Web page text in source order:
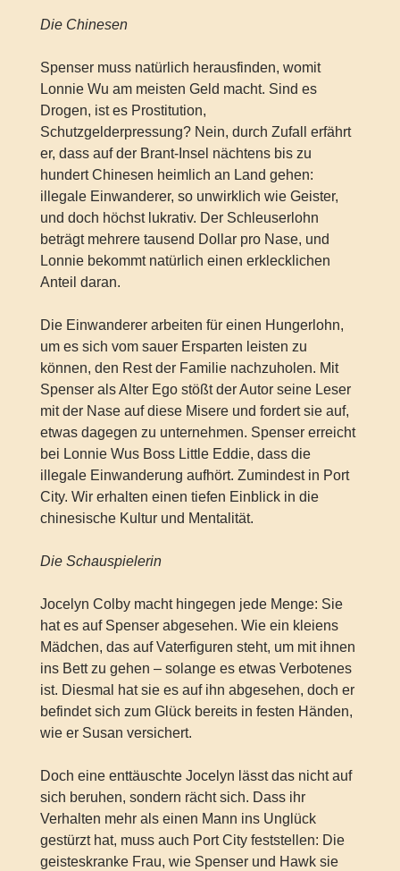
Die Chinesen
Spenser muss natürlich herausfinden, womit
Lonnie Wu am meisten Geld macht. Sind es
Drogen, ist es Prostitution,
Schutzgelderpressung? Nein, durch Zufall erfährt
er, dass auf der Brant-Insel nächtens bis zu
hundert Chinesen heimlich an Land gehen:
illegale Einwanderer, so unwirklich wie Geister,
und doch höchst lukrativ. Der Schleuserlohn
beträgt mehrere tausend Dollar pro Nase, und
Lonnie bekommt natürlich einen erklecklichen
Anteil daran.
Die Einwanderer arbeiten für einen Hungerlohn,
um es sich vom sauer Ersparten leisten zu
können, den Rest der Familie nachzuholen. Mit
Spenser als Alter Ego stößt der Autor seine Leser
mit der Nase auf diese Misere und fordert sie auf,
etwas dagegen zu unternehmen. Spenser erreicht
bei Lonnie Wus Boss Little Eddie, dass die
illegale Einwanderung aufhört. Zumindest in Port
City. Wir erhalten einen tiefen Einblick in die
chinesische Kultur und Mentalität.
Die Schauspielerin
Jocelyn Colby macht hingegen jede Menge: Sie
hat es auf Spenser abgesehen. Wie ein kleiens
Mädchen, das auf Vaterfiguren steht, um mit ihnen
ins Bett zu gehen – solange es etwas Verbotenes
ist. Diesmal hat sie es auf ihn abgesehen, doch er
befindet sich zum Glück bereits in festen Händen,
wie er Susan versichert.
Doch eine enttäuschte Jocelyn lässt das nicht auf
sich beruhen, sondern rächt sich. Dass ihr
Verhalten mehr als einen Mann ins Unglück
gestürzt hat, muss auch Port City feststellen: Die
geisteskranke Frau, wie Spenser und Hawk sie